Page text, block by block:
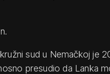
sud u Nemačkoj je
presudio da Lanka